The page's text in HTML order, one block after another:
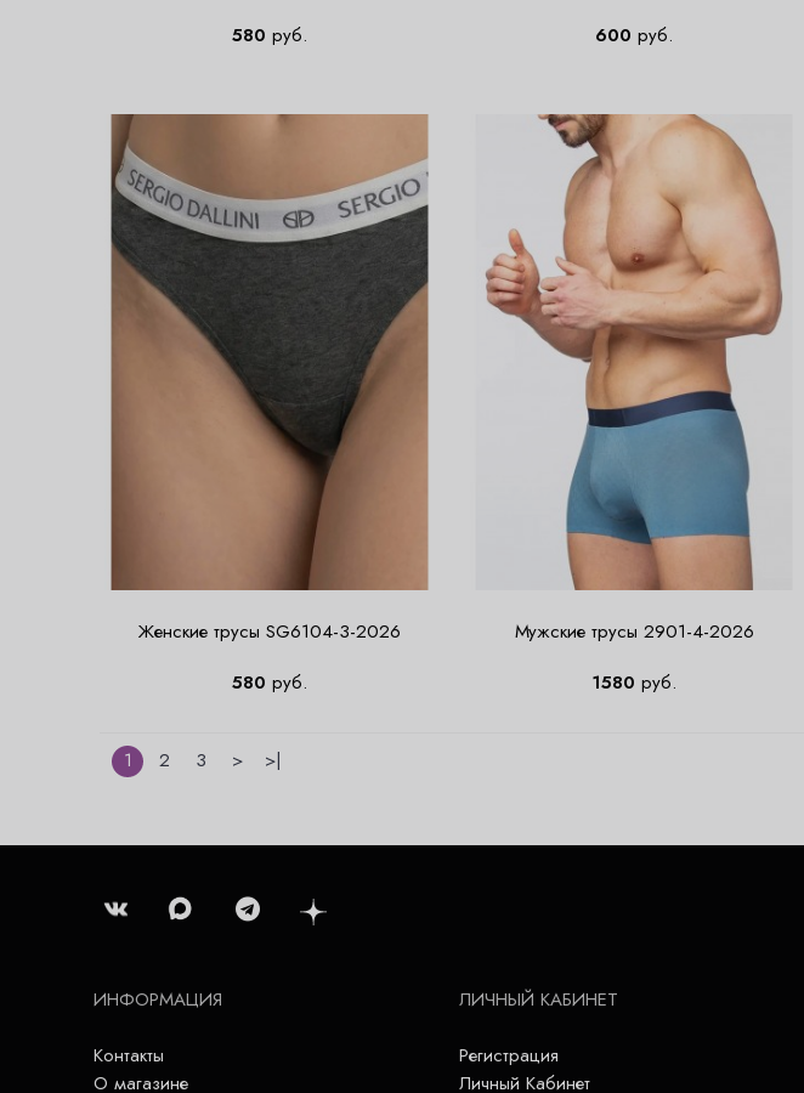
580 руб.
600 руб.
Женские трусы SG6104-3-2026
580 руб.
Мужские трусы 2901-4-2026
1580 руб.
1 2 3 > >|
ИНФОРМАЦИЯ
Контакты
О магазине
ЛИЧНЫЙ КАБИНЕТ
Регистрация
Личный Кабинет